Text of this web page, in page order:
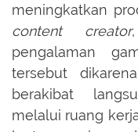
meningkatkan
content creator
pengalaman
tersebut
berakibat
melalui ruang